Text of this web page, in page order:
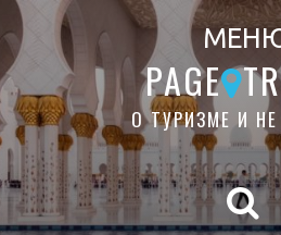
PAGE
О ТУРИЗМЕ И